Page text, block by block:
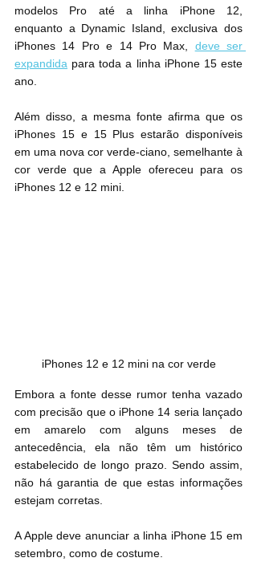
modelos Pro até a linha iPhone 12,
enquanto a Dynamic Island, exclusiva dos
iPhones 14 Pro e 14 Pro Max, deve ser
expandida para toda a linha iPhone 15 este
ano.
Além disso, a mesma fonte afirma que os
iPhones 15 e 15 Plus estarão disponíveis
em uma nova cor verde-ciano, semelhante à
cor verde que a Apple ofereceu para os
iPhones 12 e 12 mini.
iPhones 12 e 12 mini na cor verde
Embora a fonte desse rumor tenha vazado
com precisão que o iPhone 14 seria lançado
em amarelo com alguns meses de
antecedência, ela não têm um histórico
estabelecido de longo prazo. Sendo assim,
não há garantia de que estas informações
estejam corretas.
A Apple deve anunciar a linha iPhone 15 em
setembro, como de costume.